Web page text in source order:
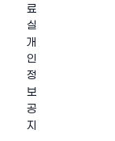
료
실
개
인
정
보
공
지